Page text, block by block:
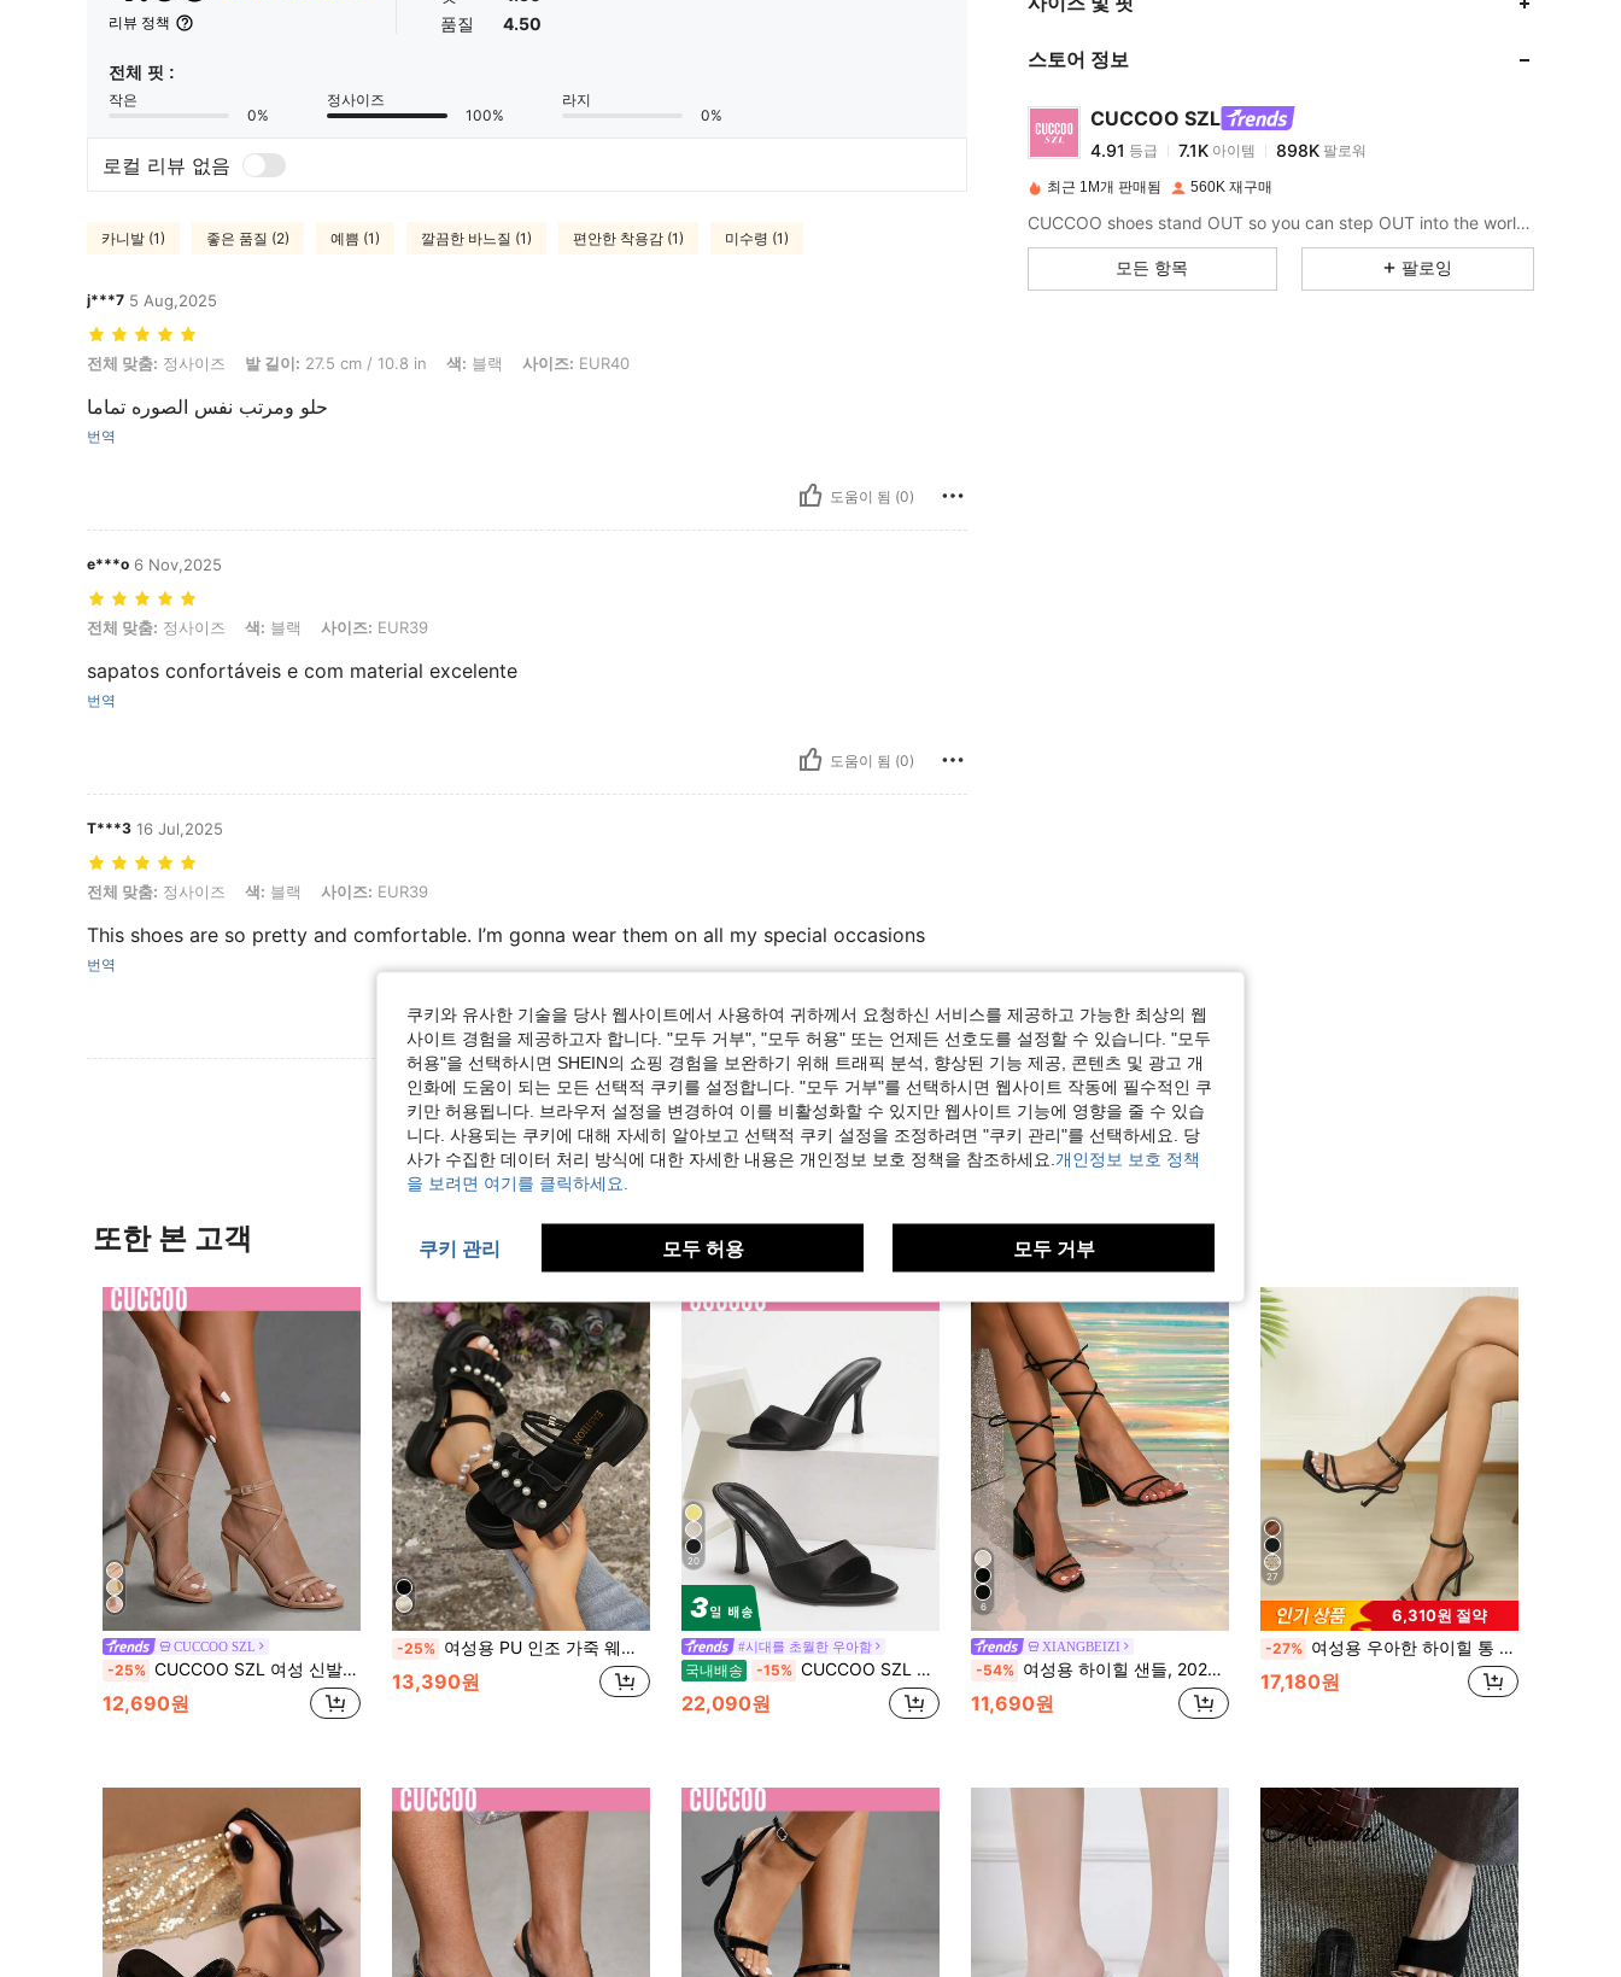
리뷰 정책
품질
4.50
전체 핏 :
작은
0%
정사이즈
100%
라지
0%
로컬 리뷰 없음
카니발 (1) 좋은 품질 (2) 예쁨 (1) 깔끔한 바느질 (1) 편안한 착용감 (1) 미수령 (1)
j***7 5 Aug,2025
전체 맞춤: 정사이즈, 발 길이: 27.5 cm / 10.8 in, 색: 블랙, 사이즈: EUR40
전체 맞춤: 정사이즈 발 길이: 27.5 cm / 10.8 in 색: 블랙 사이즈: EUR40
حلو ومرتب نفس الصوره تماما
번역
도움이 됨 (0)
e***o 6 Nov,2025
전체 맞춤: 정사이즈, 색: 블랙, 사이즈: EUR39
전체 맞춤: 정사이즈 색: 블랙 사이즈: EUR39
sapatos confortáveis e com material excelente
번역
도움이 됨 (0)
T***3 16 Jul,2025
전체 맞춤: 정사이즈, 색: 블랙, 사이즈: EUR39
전체 맞춤: 정사이즈 색: 블랙 사이즈: EUR39
This shoes are so pretty and comfortable. I’m gonna wear them on all my special occasions
번역
도움이 됨 (0)
리뷰 더 보기
스토어 정보
CUCCOO SZL
4.91
4.91 7.1K 아이템 898K
a***5 이(가)하루 전에지불됨
4.91 7.1K
최근 1M개 판매됨 560K 재구매
CUCCOO shoes stand OUT so you can step OUT into the world as the baddie that you are.
모든 항목 팔로잉
또한 본 고객
CUCCOO SZL
-25% CUCCOO SZL 여성 신발 라운드 토 스틸레토 누드 스트라이프 발목 스트랩 여성 하이힐 샌들 세련된 우아함 섹시 파티 연회 데이트 여성 샌들
12,690원
-25% 여성용 PU 인조 가죽 웨지 플랫폼 샌들, 인조 진주와 러플 트림으로 장식된 플랫 슬라이드 샌들, 여성용 화이트 웨지 플랫폼 샌들, 발렌타인데이 봄/여름 의상
13,390원
20
#시대를 초월한 우아함
국내배송 -15% CUCCOO SZL 여성 패셔너블하고 우아한 하이힐 샌들, 여름용
22,090원
6
XIANGBEIZI
-54% 여성용 하이힐 샌들, 2026 새로운 패션 파티 블랙 하이힐, 스트랩 야외 스타일리시 샌들
11,690원
27
6,310원 절약
-27% 여성용 우아한 하이힐 통 샌들, 스퀘어 토, 웨딩, 발목 스트랩, 얇은 스트랩, 야외 파티에 적합, 여름 샌들
17,180원
쿠키와 유사한 기술을 당사 웹사이트에서 사용하여 귀하께서 요청하신 서비스를 제공하고 가능한 최상의 웹
사이트 경험을 제공하고자 합니다. "모두 거부", "모두 허용" 또는 언제든 선호도를 설정할 수 있습니다. "모두
허용"을 선택하시면 SHEIN의 쇼핑 경험을 보완하기 위해 트래픽 분석, 향상된 기능 제공, 콘텐츠 및 광고 개
인화에 도움이 되는 모든 선택적 쿠키를 설정합니다. "모두 거부"를 선택하시면 웹사이트 작동에 필수적인 쿠
키만 허용됩니다. 브라우저 설정을 변경하여 이를 비활성화할 수 있지만 웹사이트 기능에 영향을 줄 수 있습
니다. 사용되는 쿠키에 대해 자세히 알아보고 선택적 쿠키 설정을 조정하려면 "쿠키 관리"를 선택하세요. 당
사가 수집한 데이터 처리 방식에 대한 자세한 내용은 개인정보 보호 정책을 참조하세요. 개인정보 보호 정책
을 보려면 여기를 클릭하세요.
쿠키 관리 모두 허용 모두 거부